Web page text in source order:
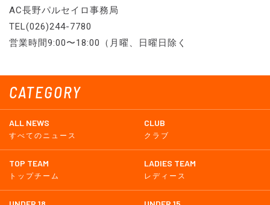
CATEGORY
ALL NEWS
すべてのニュース
CLUB
クラブ
TOP TEAM
トップチーム
LADIES TEAM
レディース
AC長野パルセイロ事務局
TEL(026)244-7780
営業時間9:00〜18:00（月曜、日曜日除く